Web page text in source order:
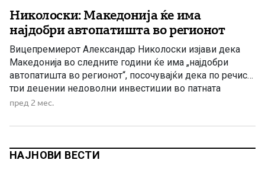
Николоски: Македонија ќе има
најдобри автопатишта во регионот
Вицепремиерот Александар Николоски изјави дека
Македонија во следните години ќе има „најдобри
автопатишта во регионот“, посочувајќи дека по речиси
три децении недоволни инвестиции во патната
инфраструктура, Владата работи на повеќе големи
автопатишта, би рекол, најдобри во регионот во
истакна Николоски во поткастот […]
пред 2 мес.
НАЈНОВИ ВЕСТИ